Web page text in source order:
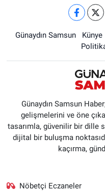
Günaydın Samsun Künye
Günaydın Samsun
gelişmelerini ve öne
tasarımla, güvenilir bir dille
dijital bir buluşma
kaçırma,
Nöbetçi Eczaneler